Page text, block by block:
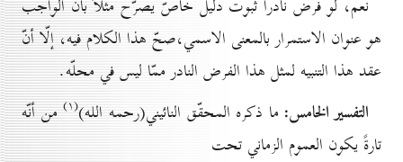
نعم، لو فرض نادراً ثبوت دليل خاصّ يصرّح مثلاً بأنّ الواجب
هو عنوان الاستمرار بالمعنى الاسمي،صحّ هذا الكلام فيه، إلّا أنّ
عقد هذا التنبيه لمثل هذا الفرض النادر ممّا ليس في محلّه.
التفسير الخامس: ما ذكره المحقّق النائيني(رحمه الله)(۱) من أنّه
تارةً يكون العموم الزماني تحت